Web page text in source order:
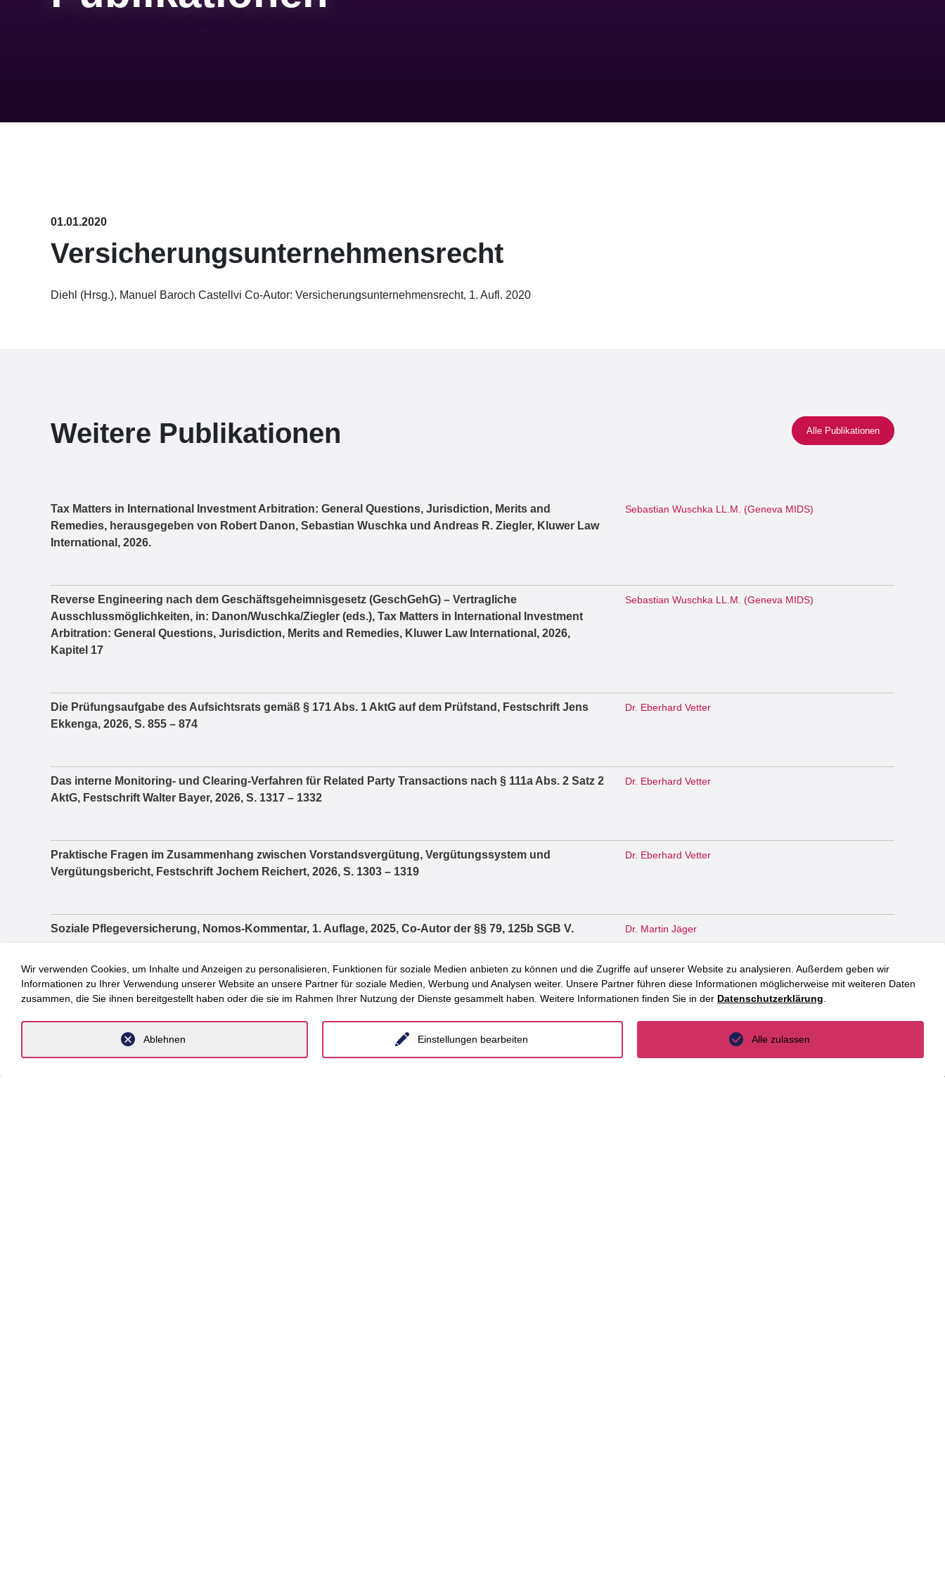
01.01.2020
Versicherungsunternehmensrecht
Diehl (Hrsg.), Manuel Baroch Castellvi Co-Autor: Versicherungsunternehmensrecht, 1. Aufl. 2020
Weitere Publikationen Alle Publikationen
Tax Matters in International Investment Arbitration: General Questions, Jurisdiction, Merits and
Remedies, herausgegeben von Robert Danon, Sebastian Wuschka und Andreas R. Ziegler, Kluwer Law
International, 2026.
Sebastian Wuschka LL.M. (Geneva MIDS)
Reverse Engineering nach dem Geschäftsgeheimnisgesetz (GeschGehG) – Vertragliche
Ausschlussmöglichkeiten, in: Danon/Wuschka/Ziegler (eds.), Tax Matters in International Investment
Arbitration: General Questions, Jurisdiction, Merits and Remedies, Kluwer Law International, 2026,
Kapitel 17
Sebastian Wuschka LL.M. (Geneva MIDS)
Die Prüfungsaufgabe des Aufsichtsrats gemäß § 171 Abs. 1 AktG auf dem Prüfstand, Festschrift Jens
Ekkenga, 2026, S. 855 – 874
Dr. Eberhard Vetter
Das interne Monitoring- und Clearing-Verfahren für Related Party Transactions nach § 111a Abs. 2 Satz 2
AktG, Festschrift Walter Bayer, 2026, S. 1317 – 1332
Dr. Eberhard Vetter
Praktische Fragen im Zusammenhang zwischen Vorstandsvergütung, Vergütungssystem und
Vergütungsbericht, Festschrift Jochem Reichert, 2026, S. 1303 – 1319
Dr. Eberhard Vetter
Soziale Pflegeversicherung, Nomos-Kommentar, 1. Auflage, 2025, Co-Autor der §§ 79, 125b SGB V. Dr. Martin Jäger
Sektorenübergreifende Versorgungseinrichtungen – Chance für die (ländliche) Gesundheitsversorgung,
in: Health&Care Management, 1/2026
Dr. Martin Jäger
Die Yukos-Klage, „Saigon Times Weekly“, September 2014 Giang Nguyen
Wir verwenden Cookies, um Inhalte und Anzeigen zu personalisieren, Funktionen für soziale Medien anbieten zu können und die Zugriffe auf unserer Website zu analysieren. Außerdem geben wir
Informationen zu Ihrer Verwendung unserer Website an unsere Partner für soziale Medien, Werbung und Analysen weiter. Unsere Partner führen diese Informationen möglicherweise mit weiteren Daten
zusammen, die Sie ihnen bereitgestellt haben oder die sie im Rahmen Ihrer Nutzung der Dienste gesammelt haben. Weitere Informationen finden Sie in der Datenschutzerklärung
Einstellungen bearbeiten
Ablehnen Alle zulassen